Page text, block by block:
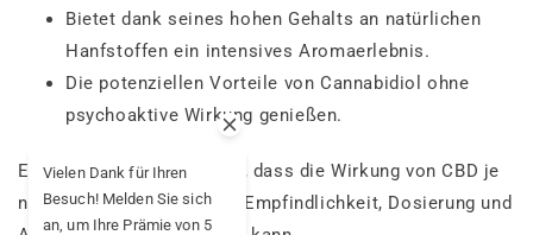
Bietet dank seines hohen Gehalts an natürlichen
Hanfstoffen ein intensives Aromaerlebnis.
Die potenziellen Vorteile von Cannabidiol ohne
psychoaktive Wirkung genießen.
Es ist wichtig zu beachten, dass die Wirkung von CBD je
nach Person, individueller Empfindlichkeit, Dosierung und
Vielen Dank für Ihren
Besuch! Melden Sie sich
an, um Ihre Prämie von 5